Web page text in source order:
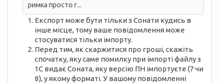
римка просто г...
Експорт може бути тільки з Сонати кудись в
інше місце, тому ваше повідомлення може
стосуватися тільки імпорту.
Перед тим, як скаржитися про гроші, скажіть
спочатку, яку саме помилку при імпорті файлу з
1С видає Соната, яку версію ПН імпортуєте (7 чи
8), у якому форматі. У вашому повідомленні